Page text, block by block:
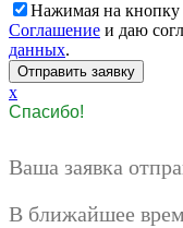
Нажимая на кнопку
Соглашение и даю
данных.
x
Спасибо!
Ваша заявка
В ближайшее